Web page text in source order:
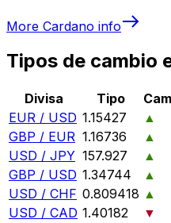
More Cardano info
Tipos de cambio
Divisa Tipo
EUR / USD 1.15427
▲
GBP / EUR 1.16736
▲
USD / JPY 157.927
▲
GBP / USD 1.34744
▲
USD / CHF 0.809418 ▲
USD / CAD 1.40182
▼